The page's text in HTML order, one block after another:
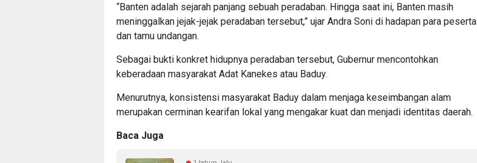
​“Banten adalah sejarah panjang sebuah peradaban. Hingga saat ini, Banten masih
meninggalkan jejak-jejak peradaban tersebut,” ujar Andra Soni di hadapan para peserta
dan tamu undangan.
​Sebagai bukti konkret hidupnya peradaban tersebut, Gubernur mencontohkan
keberadaan masyarakat Adat Kanekes atau Baduy.
Menurutnya, konsistensi masyarakat Baduy dalam menjaga keseimbangan alam
merupakan cerminan kearifan lokal yang mengakar kuat dan menjadi identitas daerah.
Baca Juga